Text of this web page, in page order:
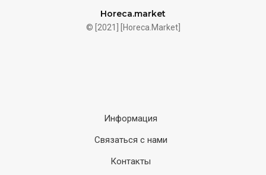
Horeca.market
© [2021] [Horeca.Market]
Информация
Связаться с нами
Контакты